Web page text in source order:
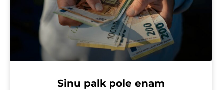
Sinu palk pole enam